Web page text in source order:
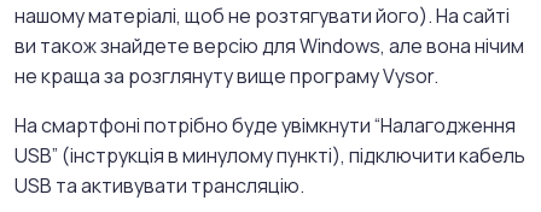
нашому матеріалі, щоб не розтягувати його). На сайті
ви також знайдете версію для Windows, але вона нічим
не краща за розглянуту вище програму Vysor.
На смартфоні потрібно буде увімкнути “Налагодження
USB” (інструкція в минулому пункті), підключити кабель
USB та активувати трансляцію.